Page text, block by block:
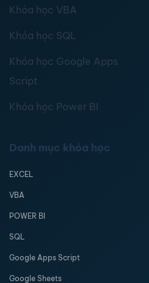
Khóa học VBA
Khóa học SQL
Khóa học Google Apps
Script
Khóa học Power BI
Danh mục khóa học
EXCEL
VBA
POWER BI
SQL
Google Apps Script
Google Sheets